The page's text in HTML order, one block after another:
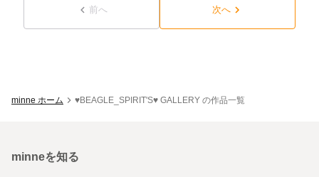
前へ 次へ
minne ホーム ♥️BEAGLE_SPIRIT'S♥️ GALLERY の作品一覧
minneを知る